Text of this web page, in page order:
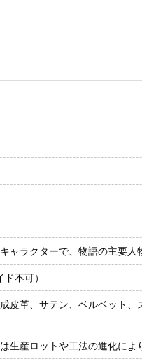
ャラクターで、物語の主要
不可）
皮革、サテン、ベルベット
生産ロットや工法の進化によ